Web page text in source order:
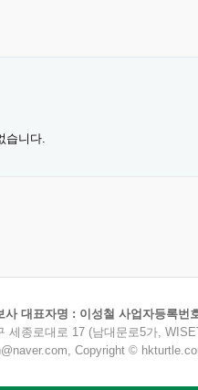
습니다.
사 대표자명 : 이성철 사업자등록번
세종로대로 17 (남대문로5가,
Copyright ©